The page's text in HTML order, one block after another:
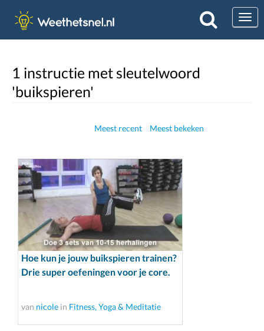
1 instructie met sleutelwoord
'buikspieren'
Meest recent Meest bekeken
Hoe kun je jouw buikspieren trainen?
Drie super oefeningen voor je core.
van nicole in Fitness, Yoga & Meditatie